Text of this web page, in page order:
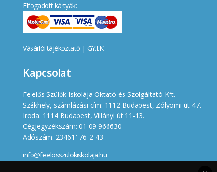
Elfogadott kártyák:
Vásárlói tájékoztató | GY.I.K.
Kapcsolat
Felelős Szülők Iskolája Oktató és Szolgáltató Kft.
Székhely, számlázási cím: 1112 Budapest, Zólyomi út 47.
Iroda: 1114 Budapest, Villányi út 11-13.
Cégjegyzékszám: 01 09 966630
Adószám: 23461176-2-43
info@felelosszulokiskolaja.hu